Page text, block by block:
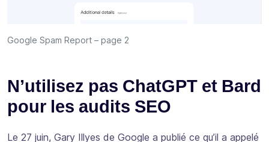
Google Spam Report – page 2
N’utilisez pas ChatGPT et Bard
pour les audits SEO
Le 27 juin, Gary Illyes de Google a publié ce qu’il a appelé